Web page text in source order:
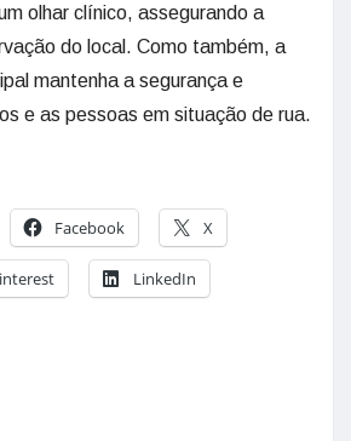
olhar clínico, assegurando a
do local. Como também, a
mantenha a segurança e
e as pessoas em situação de rua.
Facebook X
LinkedIn